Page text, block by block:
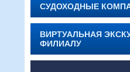
СУДОХОДНЫЕ
ВИРТУАЛЬНАЯ
ФИЛИАЛУ